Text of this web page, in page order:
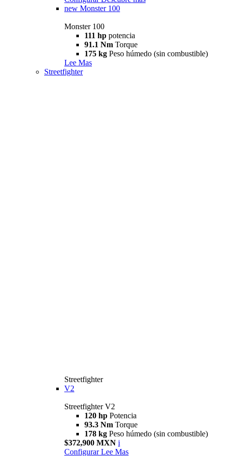
new Monster 100
Monster 100
111 hp potencia
91.1 Nm Torque
175 kg Peso húmedo (sin combustible)
Lee Mas
Streetfighter
Streetfighter
V2
Streetfighter V2
120 hp Potencia
93.3 Nm Torque
178 kg Peso húmedo (sin combustible)
$372,900 MXN i
Configurar Lee Mas